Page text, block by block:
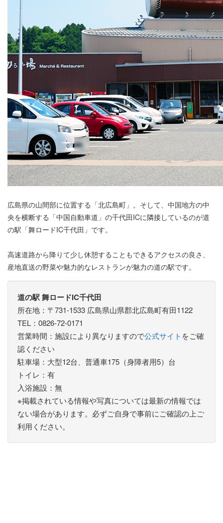
広島県の山間部に位置する「北広島町」。そして、中国地方の中
央を横断する「中国自動車道」の千代田ICに隣接しているのが道
の駅「舞ロードIC千代田」です。
高速道路から降りて少し休憩することもできるアクセスの良さ、
産地直送の野菜や魅力的なレストランが魅力の道の駅です。
道の駅 舞ロードIC千代田
所在地：〒731-1533 広島県山県郡北広島町有田1122
TEL：0826-72-0171
営業時間：施設により異なりますので公式サイト をご確
認ください
駐車場：大型12台、普通車175（身障者用5）台
トイレ：有
入浴施設：無
※掲載されている情報や写真については最新の情報では
ない場合があります。必ずご自身で事前にご確認の上ご
利用ください。